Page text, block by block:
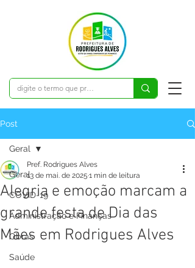
Post
Geral
COVID-19
Administração e Finanças
Obras
Saúde
Geral
Alegria e emoção marcam a
grande festa de Dia das
Mães em Rodrigues Alves
Pref. Rodrigues Alves
13 de mai. de 2025 1 min de leitura